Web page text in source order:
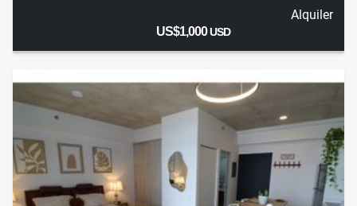
Alquiler
US$1,000USD